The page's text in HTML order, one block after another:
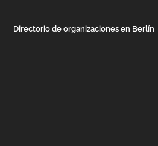
Directorio de organizaciones en Berlín